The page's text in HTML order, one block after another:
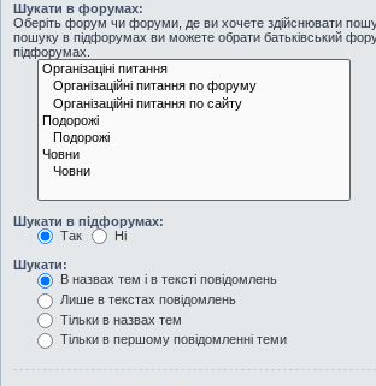
Шукати в форумах:
Оберіть форум чи форуми, де ви хочете здійснювати
пошуку в підфорумах ви можете обрати батьківський
підфорумах.
Шукати в підфорумах:
Так
Ні
Шукати:
В назвах тем і в тексті повідомлень
Лише в текстах повідомлень
Тільки в назвах тем
Тільки в першому повідомленні теми